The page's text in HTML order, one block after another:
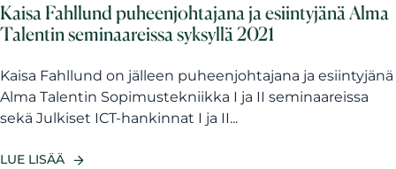
Kaisa Fahllund puheenjohtajana ja esiintyjänä Alma
Talentin seminaareissa syksyllä 2021
Kaisa Fahllund on jälleen puheenjohtajana ja esiintyjänä
Alma Talentin Sopimustekniikka I ja II seminaareissa
sekä Julkiset ICT-hankinnat I ja II...
LUE LISÄÄ